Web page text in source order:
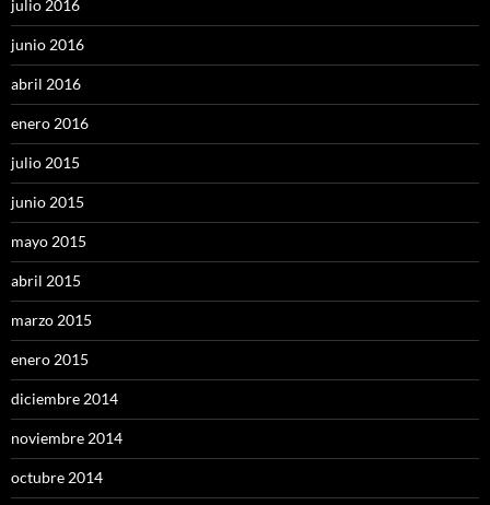
julio 2016
junio 2016
abril 2016
enero 2016
julio 2015
junio 2015
mayo 2015
abril 2015
marzo 2015
enero 2015
diciembre 2014
noviembre 2014
octubre 2014